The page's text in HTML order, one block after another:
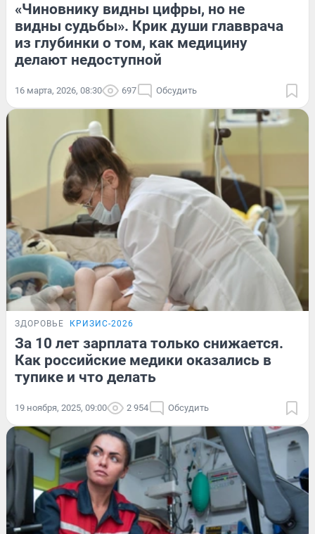
«Чиновнику видны цифры, но не
видны судьбы». Крик души главврача
из глубинки о том, как медицину
делают недоступной
16 марта, 2026, 08:30 697 Обсудить
ЗДОРОВЬЕ КРИЗИС-2026
За 10 лет зарплата только снижается.
Как российские медики оказались в
тупике и что делать
19 ноября, 2025, 09:00 2 954 Обсудить